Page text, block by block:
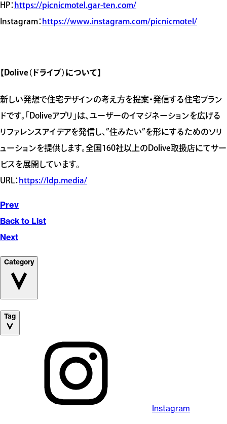
HP： https://picnicmotel.gar-ten.com/
Instagram： https://www.instagram.com/picnicmotel/
【Dolive（ドライブ）について】
新しい発想で住宅デザインの考え方を提案・発信する住宅ブラン
ドです。「Doliveアプリ」は、ユーザーのイマジネーションを広げる
リファレンスアイデアを発信し、”住みたい”を形にするためのソリ
ューションを提供します。全国160社以上のDolive取扱店にてサー
ビスを展開しています。
URL： https://ldp.media/
Prev
Back to List
Next
Category
Tag
Instagram